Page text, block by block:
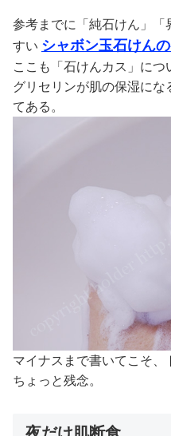
参考までに「純石けん」
すい シャボン玉石けん
ここも「石けんカス」に
グリセリンが肌の保湿に
てある。
マイナスまで書いてこそ、
ちょっと残念。